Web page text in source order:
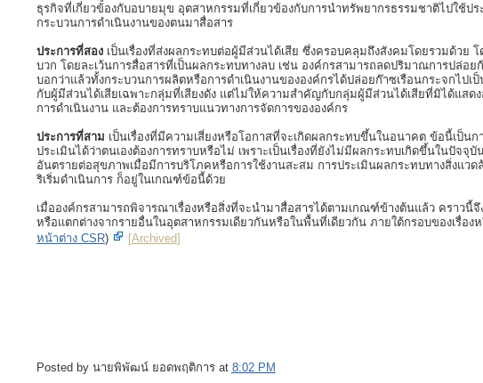
ธุรกิจที่เกี่ยวข้องกับอบายมุข อุตสาหกรรมที่เกี่ยวข้องกับการนำทรัพยากรธรรมชาติไปใช้ป
กระบวนการดำเนินงานของตนมาสื่อสาร
ประการที่สองเป็นเรื่องที่ส่งผลกระทบต่อผู้มีส่วนได้เสีย ซึ่งครอบคลุมถึงสังคมโดยรวมด้วย
บวก โดยละเว้นการสื่อสารที่เป็นผลกระทบทางลบ เช่น องค์กรสามารถลดปริมาณการปล่อ
บอกว่าแล้วทั้งกระบวนการผลิตหรือการดำเนินงานขององค์กรได้ปล่อยก๊าซเรือนกระจกไป
กับผู้มีส่วนได้เสียเฉพาะกลุ่มที่เสียงดัง แต่ไม่ให้ความสำคัญกับกลุ่มผู้มีส่วนได้เสียที่มิได้แส
การดำเนินงาน และต้องการทราบแนวทางการจัดการขององค์กร
ประการที่สาม เป็นเรื่องที่มีความเสี่ยงหรือโอกาสที่จะเกิดผลกระทบขึ้นในอนาคต ข้อนี้เป็นก
ประเมินได้ว่าตนเองต้องการทราบหรือไม่ เพราะเป็นเรื่องที่ยังไม่มีผลกระทบเกิดขึ้นในปั
อันตรายต่อสุขภาพเมื่อมีการบริโภคหรือการใช้งานสะสม การประเมินผลกระทบทางสิ่งแว
ริเริ่มดำเนินการ ก็อยู่ในเกณฑ์ข้อนี้ด้วย
เมื่อองค์กรสามารถพิจารณาเรื่องหรือสิ่งที่จะนำมาสื่อสารได้ตามเกณฑ์ข้างต้นแล้ว คราวนี้
หรือแตกต่างจากรายอื่นในอุตสาหกรรมเดียวกันหรือในพื้นที่เดียวกัน ภายใต้กรอบของเรื่อ
หน้าต่าง CSR) [Archived]
Posted by นายพิพัฒน์ ยอดพฤติการ at 8:02 PM